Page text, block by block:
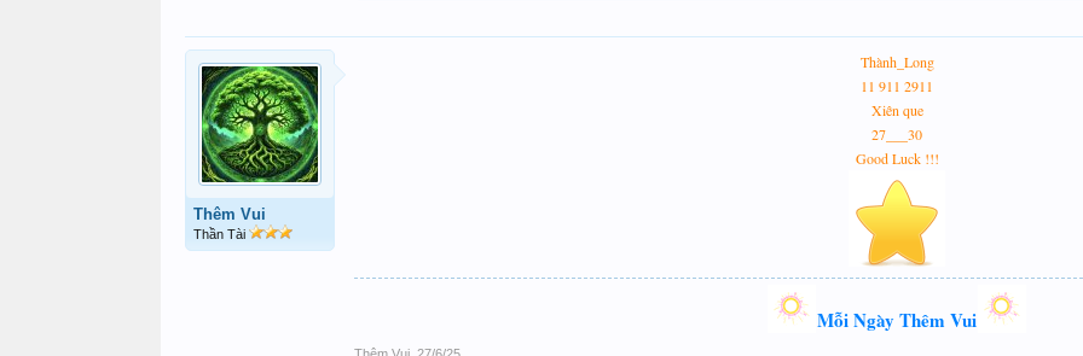
Thêm Vui
Thần Tài
Thành_Long
11 911 2911
Xiên que
27___30
Good Luck !!!
Mỗi Ngày Thêm Vui